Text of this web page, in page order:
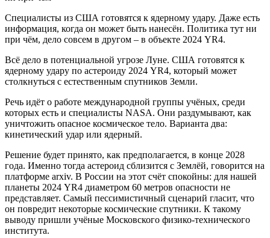
Специалисты из США готовятся к ядерному удару. Даже есть
информация, когда он может быть нанесён. Политика тут ни
при чём, дело совсем в другом – в объекте 2024 YR4.
Всё дело в потенциальной угрозе Луне. США готовятся к
ядерному удару по астероиду 2024 YR4, который может
столкнуться с естественным спутников Земли.
Речь идёт о работе международной группы учёных, среди
которых есть и специалисты NASA. Они раздумывают, как
уничтожить опасное космическое тело. Варианта два:
кинетический удар или ядерный.
Решение будет принято, как предполагается, в конце 2028
года. Именно тогда астероид сблизится с Землёй, говорится на
платформе arxiv. В России на этот счёт спокойны: для нашей
планеты 2024 YR4 диаметром 60 метров опасности не
представляет. Самый пессимистичный сценарий гласит, что
он повредит некоторые космические спутники. К такому
выводу пришли учёные Московского физико-технического
института.